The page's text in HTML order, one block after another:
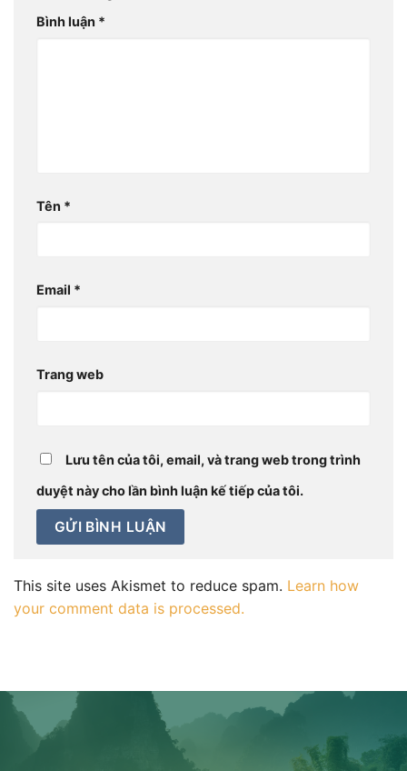
Bình luận *
Tên *
Email *
Trang web
Lưu tên của tôi, email, và trang web trong trình
duyệt này cho lần bình luận kế tiếp của tôi.
This site uses Akismet to reduce spam. Learn how
your comment data is processed.